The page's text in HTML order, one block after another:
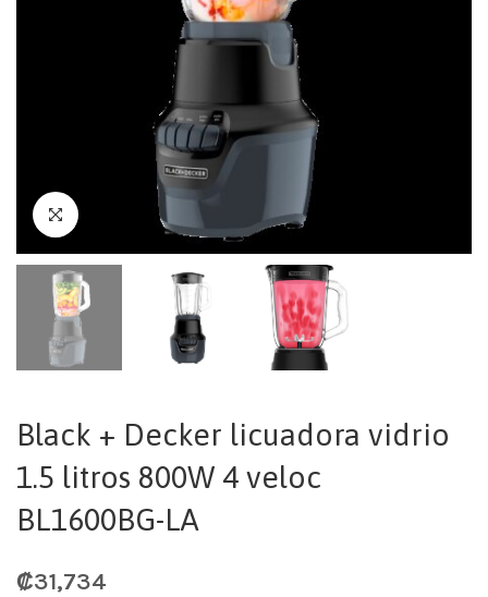
Black + Decker licuadora vidrio
1.5 litros 800W 4 veloc
BL1600BG-LA
₡31,734